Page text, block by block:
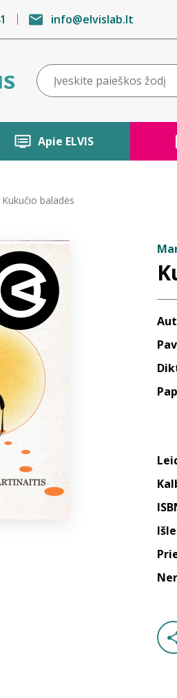
info@elvislab.lt
Apie ELVIS
Kukučio baladės